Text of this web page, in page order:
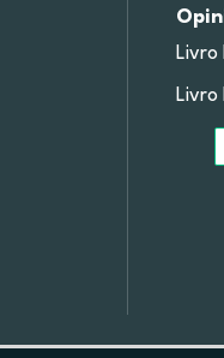
Livro
Livro